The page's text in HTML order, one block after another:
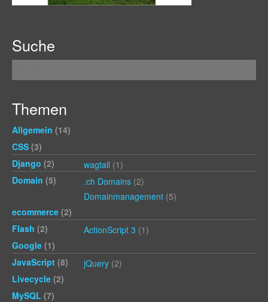
Suche
Themen
Allgemein (14)
CSS (3)
Django (2) wagtail (1)
Domain (5) .ch Domains (2)
Domainmanagement (5)
ecommerce (2)
Flash (2) ActionScript 3 (1)
Google (1)
JavaScript (8) jQuery (2)
Livecycle (2)
MySQL (7)